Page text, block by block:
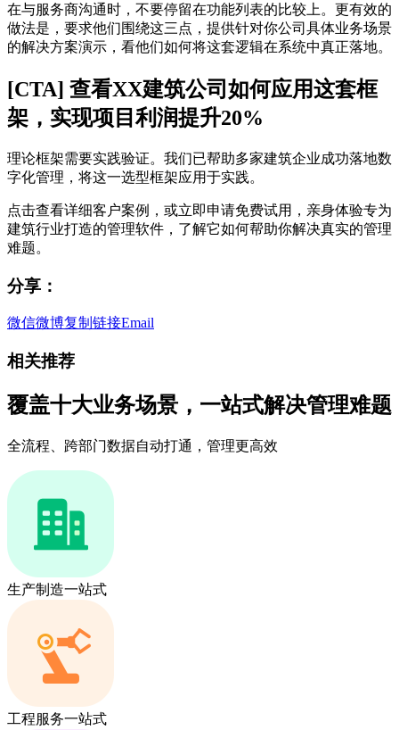
在与服务商沟通时，不要停留在功能列表的比较上。更有效的
做法是，要求他们围绕这三点，提供针对你公司具体业务场景
的解决方案演示，看他们如何将这套逻辑在系统中真正落地。
[CTA] 查看XX建筑公司如何应用这套框
架，实现项目利润提升20%
理论框架需要实践验证。我们已帮助多家建筑企业成功落地数
字化管理，将这一选型框架应用于实践。
点击查看详细客户案例，或立即申请免费试用，亲身体验专为
建筑行业打造的管理软件，了解它如何帮助你解决真实的管理
难题。
分享：
微信微博复制链接Email
相关推荐
覆盖十大业务场景，一站式解决管理难题
全流程、跨部门数据自动打通，管理更高效
生产制造一站式
工程服务一站式